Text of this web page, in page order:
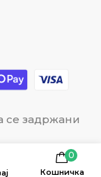
се задржани
0
Кошничка